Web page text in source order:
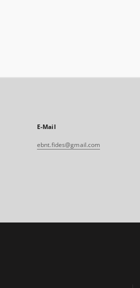
E-Mail
ebnt.fides@gmail.com